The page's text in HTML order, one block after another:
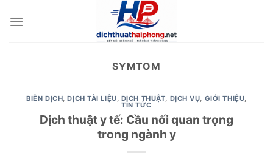
SYMTOM
BIÊN DỊCH,DỊCH TÀI LIỆU, DỊCH THUẬT, DỊCH VỤ, GIỚI THIỆU,
TIN TỨC
Dịch thuật y tế: Cầu nối quan trọng
trong ngành y